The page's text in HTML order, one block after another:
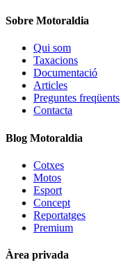
Sobre Motoraldia
Qui som
Taxacions
Documentació
Articles
Preguntes freqüents
Contacta
Blog Motoraldia
Cotxes
Motos
Esport
Concept
Reportatges
Premium
Àrea privada